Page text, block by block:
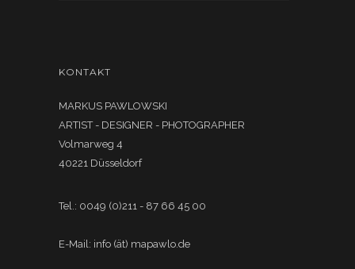
KONTAKT
MARKUS PAWLOWSKI
ARTIST - DESIGNER - PHOTOGRAPHER
Volmarweg 4
40221 Düsseldorf
Tel.: 0049 (0)211 - 87 66 45 00
E-Mail: info (ät) mapawlo.de